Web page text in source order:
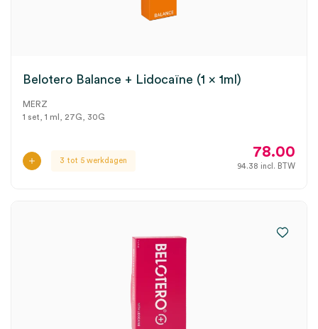
Belotero Balance + Lidocaïne (1 x 1ml)
MERZ
1 set, 1 ml, 27G, 30G
3 tot 5 werkdagen
78.00
94.38 incl. BTW